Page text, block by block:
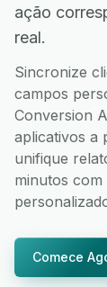
ação
real.
Sincronize
campos
Conversion
aplicativos a
unifique
minutos
Comece